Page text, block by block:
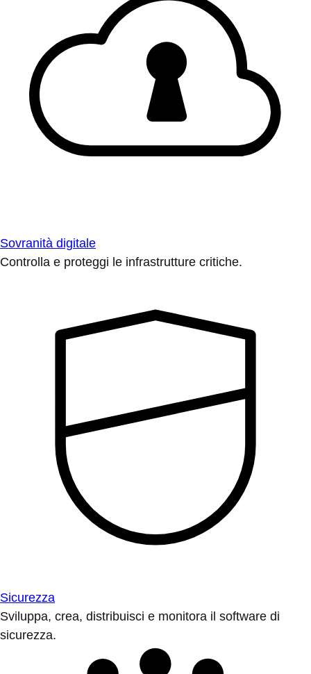
Sovranità digitale
Controlla e proteggi le infrastrutture critiche.
Sicurezza
Sviluppa, crea, distribuisci e monitora il software di
sicurezza.